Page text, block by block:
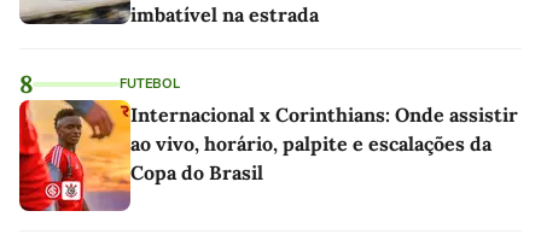
imbatível na estrada
8 FUTEBOL
Internacional x Corinthians: Onde assistir
ao vivo, horário, palpite e escalações da
Copa do Brasil